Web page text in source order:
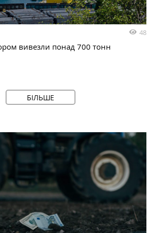
48
вивезли понад 700 тонн
БІЛЬШЕ